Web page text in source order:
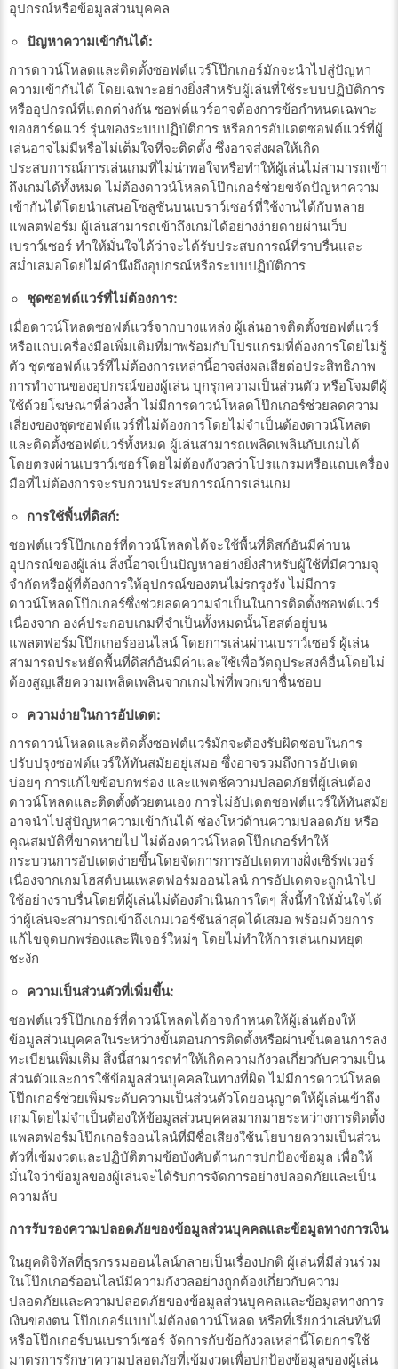
อุปกรณ์หรือข้อมูลส่วนบุคคล
ปัญหาความเข้ากันได้:
การดาวน์โหลดและติดตั้งซอฟต์แวร์โป๊กเกอร์มักจะนำไปสู่ปัญหา
ความเข้ากันได้ โดยเฉพาะอย่างยิ่งสำหรับผู้เล่นที่ใช้ระบบปฏิบัติการ
หรืออุปกรณ์ที่แตกต่างกัน ซอฟต์แวร์อาจต้องการข้อกำหนดเฉพาะ
ของฮาร์ดแวร์ รุ่นของระบบปฏิบัติการ หรือการอัปเดตซอฟต์แวร์ที่ผู้
เล่นอาจไม่มีหรือไม่เต็มใจที่จะติดตั้ง ซึ่งอาจส่งผลให้เกิด
ประสบการณ์การเล่นเกมที่ไม่น่าพอใจหรือทำให้ผู้เล่นไม่สามารถเข้า
ถึงเกมได้ทั้งหมด ไม่ต้องดาวน์โหลดโป๊กเกอร์ช่วยขจัดปัญหาความ
เข้ากันได้โดยนำเสนอโซลูชันบนเบราว์เซอร์ที่ใช้งานได้กับหลาย
แพลตฟอร์ม ผู้เล่นสามารถเข้าถึงเกมได้อย่างง่ายดายผ่านเว็บ
เบราว์เซอร์ ทำให้มั่นใจได้ว่าจะได้รับประสบการณ์ที่ราบรื่นและ
สม่ำเสมอโดยไม่คำนึงถึงอุปกรณ์หรือระบบปฏิบัติการ
ชุดซอฟต์แวร์ที่ไม่ต้องการ:
เมื่อดาวน์โหลดซอฟต์แวร์จากบางแหล่ง ผู้เล่นอาจติดตั้งซอฟต์แวร์
หรือแถบเครื่องมือเพิ่มเติมที่มาพร้อมกับโปรแกรมที่ต้องการโดยไม่รู้
ตัว ชุดซอฟต์แวร์ที่ไม่ต้องการเหล่านี้อาจส่งผลเสียต่อประสิทธิภาพ
การทำงานของอุปกรณ์ของผู้เล่น บุกรุกความเป็นส่วนตัว หรือโจมตีผู้
ใช้ด้วยโฆษณาที่ล่วงล้ำ ไม่มีการดาวน์โหลดโป๊กเกอร์ช่วยลดความ
เสี่ยงของชุดซอฟต์แวร์ที่ไม่ต้องการโดยไม่จำเป็นต้องดาวน์โหลด
และติดตั้งซอฟต์แวร์ทั้งหมด ผู้เล่นสามารถเพลิดเพลินกับเกมได้
โดยตรงผ่านเบราว์เซอร์โดยไม่ต้องกังวลว่าโปรแกรมหรือแถบเครื่อง
มือที่ไม่ต้องการจะรบกวนประสบการณ์การเล่นเกม
การใช้พื้นที่ดิสก์:
ซอฟต์แวร์โป๊กเกอร์ที่ดาวน์โหลดได้จะใช้พื้นที่ดิสก์อันมีค่าบน
อุปกรณ์ของผู้เล่น สิ่งนี้อาจเป็นปัญหาอย่างยิ่งสำหรับผู้ใช้ที่มีความจุ
จำกัดหรือผู้ที่ต้องการให้อุปกรณ์ของตนไม่รกรุงรัง ไม่มีการ
ดาวน์โหลดโป๊กเกอร์ซึ่งช่วยลดความจำเป็นในการติดตั้งซอฟต์แวร์
เนื่องจาก องค์ประกอบเกมที่จำเป็นทั้งหมดนั้นโฮสต์อยู่บน
แพลตฟอร์มโป๊กเกอร์ออนไลน์ โดยการเล่นผ่านเบราว์เซอร์ ผู้เล่น
สามารถประหยัดพื้นที่ดิสก์อันมีค่าและใช้เพื่อวัตถุประสงค์อื่นโดยไม่
ต้องสูญเสียความเพลิดเพลินจากเกมไพ่ที่พวกเขาชื่นชอบ
ความง่ายในการอัปเดต:
การดาวน์โหลดและติดตั้งซอฟต์แวร์มักจะต้องรับผิดชอบในการ
ปรับปรุงซอฟต์แวร์ให้ทันสมัยอยู่เสมอ ซึ่งอาจรวมถึงการอัปเดต
บ่อยๆ การแก้ไขข้อบกพร่อง และแพตช์ความปลอดภัยที่ผู้เล่นต้อง
ดาวน์โหลดและติดตั้งด้วยตนเอง การไม่อัปเดตซอฟต์แวร์ให้ทันสมัย
อาจนำไปสู่ปัญหาความเข้ากันได้ ช่องโหว่ด้านความปลอดภัย หรือ
คุณสมบัติที่ขาดหายไป ไม่ต้องดาวน์โหลดโป๊กเกอร์ทำให้
กระบวนการอัปเดตง่ายขึ้นโดยจัดการการอัปเดตทางฝั่งเซิร์ฟเวอร์
เนื่องจากเกมโฮสต์บนแพลตฟอร์มออนไลน์ การอัปเดตจะถูกนำไป
ใช้อย่างราบรื่นโดยที่ผู้เล่นไม่ต้องดำเนินการใดๆ สิ่งนี้ทำให้มั่นใจได้
ว่าผู้เล่นจะสามารถเข้าถึงเกมเวอร์ชันล่าสุดได้เสมอ พร้อมด้วยการ
แก้ไขจุดบกพร่องและฟีเจอร์ใหม่ๆ โดยไม่ทำให้การเล่นเกมหยุด
ชะงัก
ความเป็นส่วนตัวที่เพิ่มขึ้น:
ซอฟต์แวร์โป๊กเกอร์ที่ดาวน์โหลดได้อาจกำหนดให้ผู้เล่นต้องให้
ข้อมูลส่วนบุคคลในระหว่างขั้นตอนการติดตั้งหรือผ่านขั้นตอนการลง
ทะเบียนเพิ่มเติม สิ่งนี้สามารถทำให้เกิดความกังวลเกี่ยวกับความเป็น
ส่วนตัวและการใช้ข้อมูลส่วนบุคคลในทางที่ผิด ไม่มีการดาวน์โหลด
โป๊กเกอร์ช่วยเพิ่มระดับความเป็นส่วนตัวโดยอนุญาตให้ผู้เล่นเข้าถึง
เกมโดยไม่จำเป็นต้องให้ข้อมูลส่วนบุคคลมากมายระหว่างการติดตั้ง
แพลตฟอร์มโป๊กเกอร์ออนไลน์ที่มีชื่อเสียงใช้นโยบายความเป็นส่วน
ตัวที่เข้มงวดและปฏิบัติตามข้อบังคับด้านการปกป้องข้อมูล เพื่อให้
มั่นใจว่าข้อมูลของผู้เล่นจะได้รับการจัดการอย่างปลอดภัยและเป็น
ความลับ
การรับรองความปลอดภัยของข้อมูลส่วนบุคคลและข้อมูลทางการเงิน
ในยุคดิจิทัลที่ธุรกรรมออนไลน์กลายเป็นเรื่องปกติ ผู้เล่นที่มีส่วนร่วม
ในโป๊กเกอร์ออนไลน์มีความกังวลอย่างถูกต้องเกี่ยวกับความ
ปลอดภัยและความปลอดภัยของข้อมูลส่วนบุคคลและข้อมูลทางการ
เงินของตน โป๊กเกอร์แบบไม่ต้องดาวน์โหลด หรือที่เรียกว่าเล่นทันที
หรือโป๊กเกอร์บนเบราว์เซอร์ จัดการกับข้อกังวลเหล่านี้โดยการใช้
มาตรการรักษาความปลอดภัยที่เข้มงวดเพื่อปกป้องข้อมูลของผู้เล่น